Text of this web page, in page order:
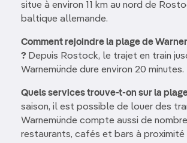
situe à environ 11 km au nord de
baltique allemande.
Comment rejoindre la plage de
? Depuis Rostock, le trajet en train
Warnemünde dure environ 20 minutes.
Quels services trouve-t-on sur la
saison, il est possible de louer des
Warnemünde compte aussi de
restaurants, cafés et bars à